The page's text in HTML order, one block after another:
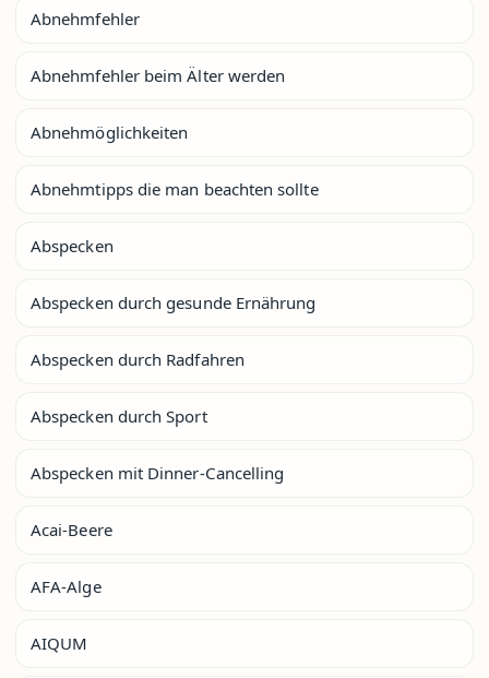
Abnehmfehler
Abnehmfehler beim Älter werden
Abnehmöglichkeiten
Abnehmtipps die man beachten sollte
Abspecken
Abspecken durch gesunde Ernährung
Abspecken durch Radfahren
Abspecken durch Sport
Abspecken mit Dinner-Cancelling
Acai-Beere
AFA-Alge
AIQUM